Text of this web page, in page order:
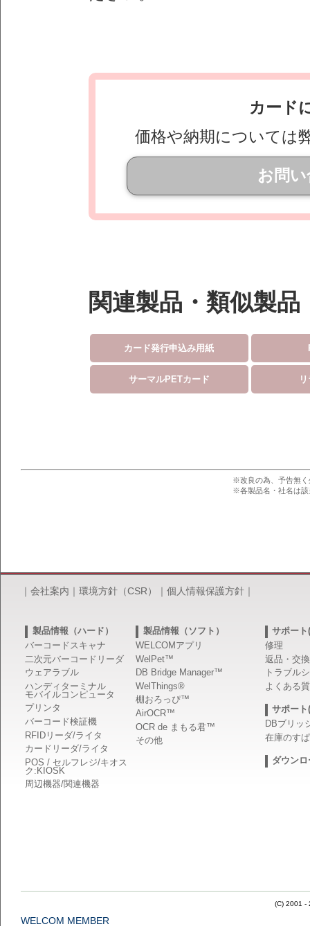
カード
価格や納期については
お問
関連製品・類似製品
カード発行申込み用紙
サーマルPETカード
※改良の為、予告無く
※各製品名・社名は該
｜ 会社案内 ｜ 環境方針（CSR） ｜ 個人情報保護方針 ｜
製品情報（ハード）
バーコードスキャナ
二次元バーコードリーダ
ウェアラブル
ハンディターミナル
モバイルコンピュータ
プリンタ
バーコード検証機
RFIDリーダ/ライタ
カードリーダ/ライタ
POS / セルフレジ/キオス
ク:KIOSK
周辺機器/関連機器
製品情報（ソフト）
WELCOMアプリ
WelPet™
DB Bridge Manager™
WelThings®
棚おろっぴ™
AirOCR™
OCR de まもる君™
その他
サポート
修理
返品・交換
トラブル
よくある
サポート
DBブリッ
在庫のす
ダウンロ
(C) 2001 -
WELCOM MEMBER